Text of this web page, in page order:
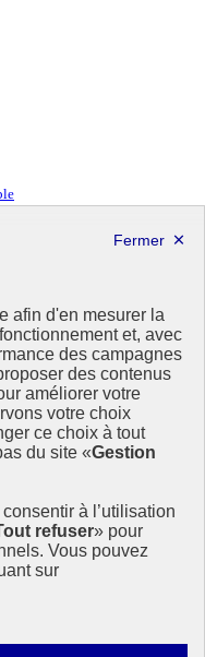
afin d'en mesurer la
et, avec
des campagnes
des contenus
améliorer votre
votre choix
ce choix à tout
du site «Gestion
à l’utilisation
refuser» pour
Vous pouvez
sur
concernant l’Agenda
valorise la mobilisation de
fenêtre
fenêtre